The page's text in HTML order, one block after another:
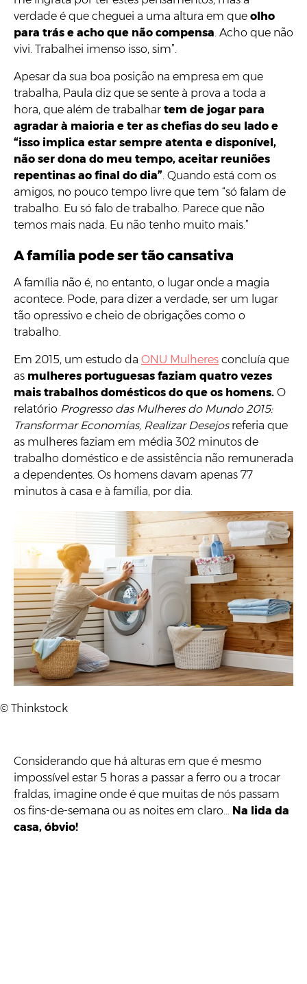
verdade é que cheguei a uma altura em que olho
para trás e acho que não compensa. Acho que não
vivi. Trabalhei imenso isso, sim”.
Apesar da sua boa posição na empresa em que
trabalha, Paula diz que se sente à prova a toda a
hora, que além de trabalhar tem de jogar para
agradar à maioria e ter as chefias do seu lado e
“isso implica estar sempre atenta e disponível,
não ser dona do meu tempo, aceitar reuniões
repentinas ao final do dia”. Quando está com os
amigos, no pouco tempo livre que tem “só falam de
trabalho. Eu só falo de trabalho. Parece que não
temos mais nada. Eu não tenho muito mais.”
A família pode ser tão cansativa
A família não é, no entanto, o lugar onde a magia
acontece. Pode, para dizer a verdade, ser um lugar
tão opressivo e cheio de obrigações como o
trabalho.
Em 2015, um estudo da ONU Mulheres concluía que
as mulheres portuguesas faziam quatro vezes
mais trabalhos domésticos do que os homens. O
relatório Progresso das Mulheres do Mundo 2015:
Transformar Economias, Realizar Desejos referia que
as mulheres faziam em média 302 minutos de
trabalho doméstico e de assistência não remunerada
a dependentes. Os homens davam apenas 77
minutos à casa e à família, por dia.
© Thinkstock
Considerando que há alturas em que é mesmo
impossível estar 5 horas a passar a ferro ou a trocar
fraldas, imagine onde é que muitas de nós passam
os fins-de-semana ou as noites em claro… Na lida da
casa, óbvio!